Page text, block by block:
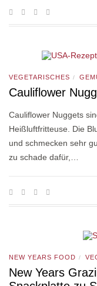
VEGETARISCHES /
Cauliflower
Cauliflower Nuggets
Heißluftfritteuse. Die
und schmecken sehr
zu schade dafür,…
NEW YEARS FOOD /
New Years